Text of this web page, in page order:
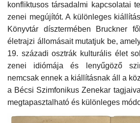
Sport
Sajtó
Rendezvény
Humor
konfliktusos társadalmi kapcsolatai
zenei megújítót. A különleges
Könyvtár dísztermében Bruckner
életrajzi állomásait mutatjuk be,
19. századi osztrák kulturális élet
zenei idiómája és lenyűgöző
nemcsak ennek a kiállításnak áll a
a Bécsi Szimfonikus Zenekar
megtapasztalható és különleges